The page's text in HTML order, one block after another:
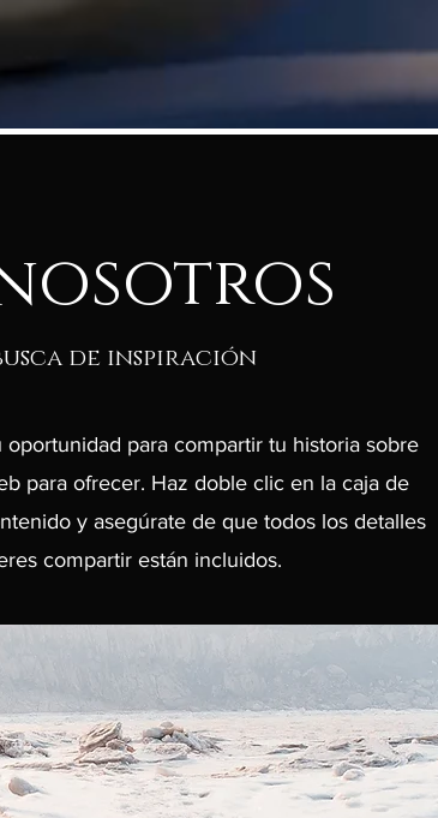
de inspiración
oportunidad para compartir tu historia sobre
para ofrecer. Haz doble clic en la caja de
y asegúrate de que todos los detalles
compartir están incluidos.